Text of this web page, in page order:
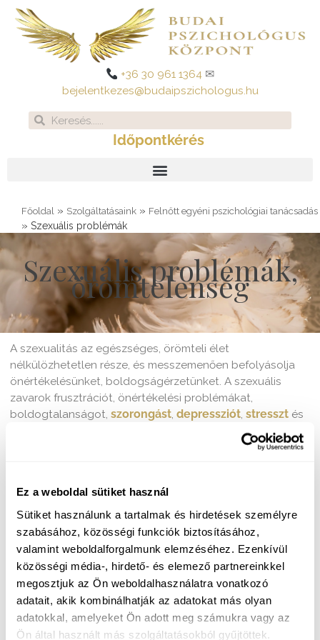
Ez a weboldal sütiket használ
Sütiket használunk a tartalmak és hirdetések személyre
szabásához, közösségi funkciók biztosításához,
valamint weboldalforgalmunk elemzéséhez. Ezenkívül
közösségi média-, hirdető- és elemező partnereinkkel
megosztjuk az Ön weboldalhasználatra vonatkozó
adatait, akik kombinálhatják az adatokat más olyan
adatokkal, amelyeket Ön adott meg számukra vagy az
Ön által használt más szolgáltatásokból gyűjtöttek.
Skip
content
+36 30 961 1364 ✉
bejelentkezes@budaipszichologus.hu
Időpontkérés
Főoldal » Szolgáltatásaink » Felnőtt egyéni pszichológiai tanácsadás
» Szexuális problémák
Szexuális problémák,
örömtelenség
A szexualitás az egészséges, örömteli élet
nélkülözhetetlen része, és messzemenően befolyásolja
önértékelésünket, boldogságérzetünket. A szexuális
zavarok frusztrációt, önértékelési problémákat,
boldogtalanságot,szorongást,depressziót,stresszt és
hátterében nem
testi okok állnak,
úgy a hátterében
álló lelki okokat kell
orvosolni.
Tapasztalt pszichológusaink ezek feltárásával és
megfelelő terápiás módszerekkel segítenek, hogy
mindenki képessé válhasson az örömteli szexuális életre!